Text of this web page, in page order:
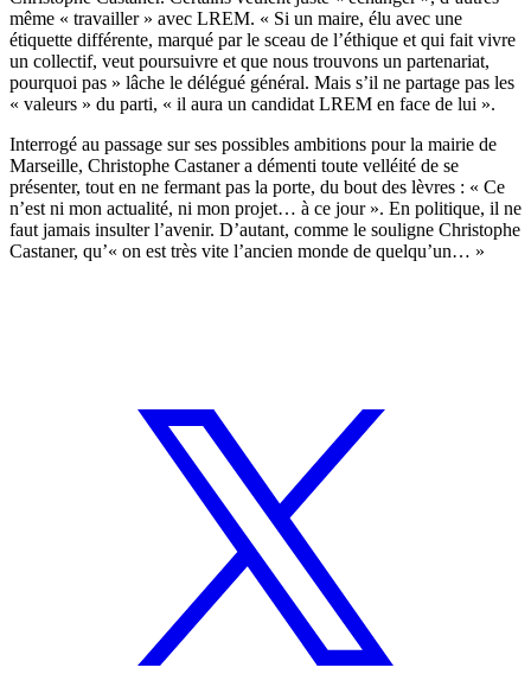
même « travailler » avec LREM. « Si un maire, élu avec une
étiquette différente, marqué par le sceau de l’éthique et qui fait vivre
un collectif, veut poursuivre et que nous trouvons un partenariat,
pourquoi pas » lâche le délégué général. Mais s’il ne partage pas les
« valeurs » du parti, « il aura un candidat LREM en face de lui ».
Interrogé au passage sur ses possibles ambitions pour la mairie de
Marseille, Christophe Castaner a démenti toute velléité de se
présenter, tout en ne fermant pas la porte, du bout des lèvres : « Ce
n’est ni mon actualité, ni mon projet… à ce jour ». En politique, il ne
faut jamais insulter l’avenir. D’autant, comme le souligne Christophe
Castaner, qu’« on est très vite l’ancien monde de quelqu’un… »